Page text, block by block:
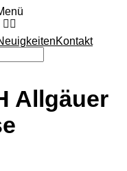
Kontakt
Allgäuer